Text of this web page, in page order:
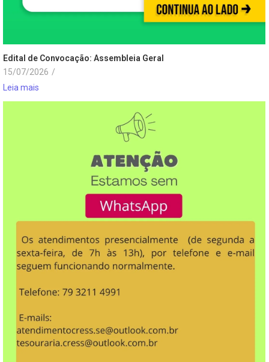
Edital de Convocação: Assembleia Geral
15/07/2026 /
Leia mais